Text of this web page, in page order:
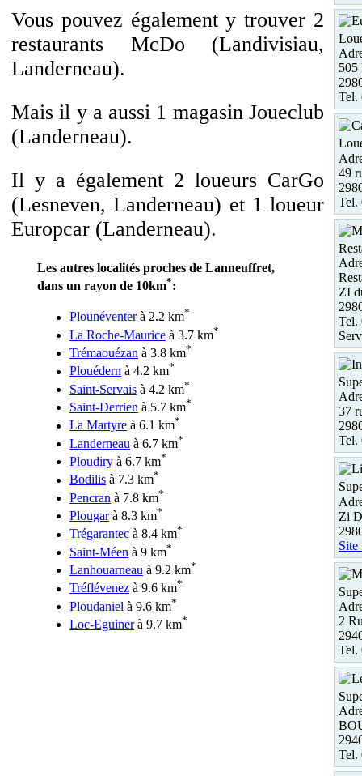
Vous pouvez également y trouver 2
restaurants McDo (Landivisiau,
Landerneau).
Mais il y a aussi 1 magasin Joueclub
(Landerneau).
Il y a également 2 loueurs CarGo
(Lesneven, Landerneau) et 1 loueur
Europcar (Landerneau).
Les autres localités proches de Lanneuffret,
dans un rayon de 10km*:
Plounéventerà 2.2 km*
La Roche-Maurice à 3.7 km*
Trémaouézan à 3.8 km*
Plouédern à 4.2 km*
Saint-Servais à 4.2 km*
Saint-Derrien à 5.7 km*
La Martyre à 6.1 km*
Landerneau à 6.7 km*
Ploudiry à 6.7 km*
Bodilis à 7.3 km*
Pencran à 7.8 km*
Plougarà 8.3 km*
Trégarantec à 8.4 km*
Saint-Méen à 9 km*
Lanhouarneau à 9.2 km*
Tréflévenez à 9.6 km*
Ploudaniel à 9.6 km*
Loc-Eguinerà 9.7 km*
Tel.
49
Tel.
ZI
Tel.
37
Tel.
Zi
Site
2
Tel.
Tel.